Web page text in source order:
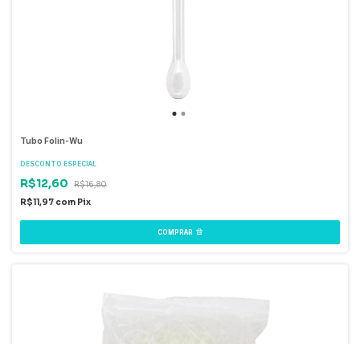
Tubo Folin-Wu
DESCONTO ESPECIAL
R$12,60
R$16,80
R$11,97 com Pix
COMPRAR